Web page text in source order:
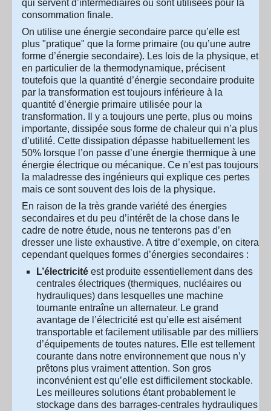
qui servent d’intermédiaires ou sont utilisées pour la
consommation finale.
On utilise une énergie secondaire parce qu’elle est
plus "pratique" que la forme primaire (ou qu’une autre
forme d’énergie secondaire). Les lois de la physique, et
en particulier de la thermodynamique, précisent
toutefois que la quantité d’énergie secondaire produite
par la transformation est toujours inférieure à la
quantité d’énergie primaire utilisée pour la
transformation. Il y a toujours une perte, plus ou moins
importante, dissipée sous forme de chaleur qui n’a plus
d’utilité. Cette dissipation dépasse habituellement les
50% lorsque l’on passe d’une énergie thermique à une
énergie électrique ou mécanique. Ce n’est pas toujours
la maladresse des ingénieurs qui explique ces pertes
mais ce sont souvent des lois de la physique.
En raison de la très grande variété des énergies
secondaires et du peu d’intérêt de la chose dans le
cadre de notre étude, nous ne tenterons pas d’en
dresser une liste exhaustive. A titre d’exemple, on citera
cependant quelques formes d’énergies secondaires :
L’électricité est produite essentiellement dans des
centrales électriques (thermiques, nucléaires ou
hydrauliques) dans lesquelles une machine
tournante entraîne un alternateur. Le grand
avantage de l’électricité est qu’elle est aisément
transportable et facilement utilisable par des milliers
d’équipements de toutes natures. Elle est tellement
courante dans notre environnement que nous n’y
prêtons plus vraiment attention. Son gros
inconvénient est qu’elle est difficilement stockable.
Les meilleures solutions étant probablement le
stockage dans des barrages-centrales hydrauliques